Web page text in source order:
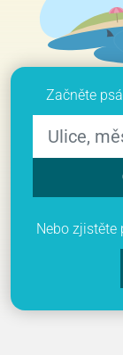
Začněte
Nebo zjistěte